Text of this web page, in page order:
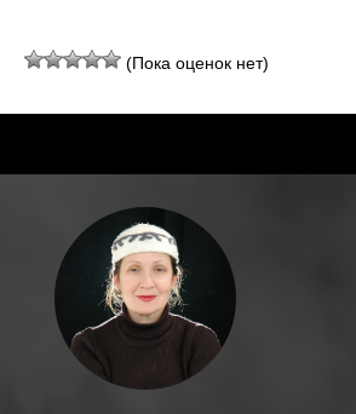
(Пока оценок нет)